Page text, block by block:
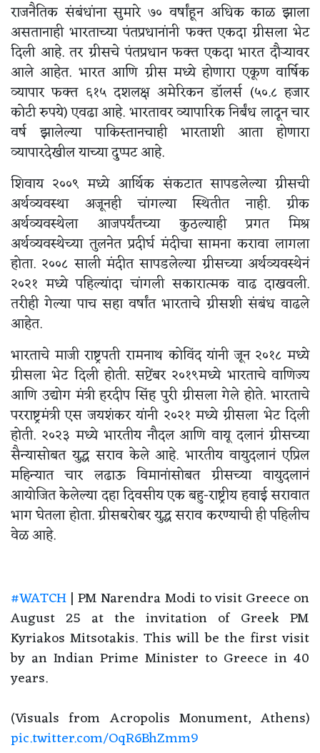
राजनैतिक संबंधांना सुमारे ७० वर्षांहून अधिक काळ झाला
असतानाही भारताच्या पंतप्रधानांनी फक्त एकदा ग्रीसला भेट
दिली आहे. तर ग्रीसचे पंतप्रधान फक्त एकदा भारत दौऱ्यावर
आले आहेत. भारत आणि ग्रीस मध्ये होणारा एकूण वार्षिक
व्यापार फक्त ६१५ दशलक्ष अमेरिकन डॉलर्स (५०.८ हजार
कोटी रुपये) एवढा आहे. भारतावर व्यापारिक निर्बंध लादून चार
वर्ष झालेल्या पाकिस्तानचाही भारताशी आता होणारा
व्यापारदेखील याच्या दुप्पट आहे.
शिवाय २००९ मध्ये आर्थिक संकटात सापडलेल्या ग्रीसची
अर्थव्यवस्था अजूनही चांगल्या स्थितीत नाही. ग्रीक
अर्थव्यवस्थेला आजपर्यंतच्या कुठल्याही प्रगत मिश्र
अर्थव्यवस्थेच्या तुलनेत प्रदीर्घ मंदीचा सामना करावा लागला
होता. २००८ साली मंदीत सापडलेल्या ग्रीसच्या अर्थव्यवस्थेनं
२०२१ मध्ये पहिल्यांदा चांगली सकारात्मक वाढ दाखवली.
तरीही गेल्या पाच सहा वर्षांत भारताचे ग्रीसशी संबंध वाढले
आहेत.
भारताचे माजी राष्ट्रपती रामनाथ कोविंद यांनी जून २०१८ मध्ये
ग्रीसला भेट दिली होती. सप्टेंबर २०१९मध्ये भारताचे वाणिज्य
आणि उद्योग मंत्री हरदीप सिंह पुरी ग्रीसला गेले होते. भारताचे
परराष्ट्रमंत्री एस जयशंकर यांनी २०२१ मध्ये ग्रीसला भेट दिली
होती. २०२३ मध्ये भारतीय नौदल आणि वायू दलानं ग्रीसच्या
सैन्यासोबत युद्ध सराव केले आहे. भारतीय वायुदलानं एप्रिल
महिन्यात चार लढाऊ विमानांसोबत ग्रीसच्या वायुदलानं
आयोजित केलेल्या दहा दिवसीय एक बहु-राष्ट्रीय हवाई सरावात
भाग घेतला होता. ग्रीसबरोबर युद्ध सराव करण्याची ही पहिलीच
वेळ आहे.
#WATCH | PM Narendra Modi to visit Greece on
August 25 at the invitation of Greek PM
Kyriakos Mitsotakis. This will be the first visit
by an Indian Prime Minister to Greece in 40
years.
(Visuals from Acropolis Monument, Athens)
pic.twitter.com/OqR6BhZmm9